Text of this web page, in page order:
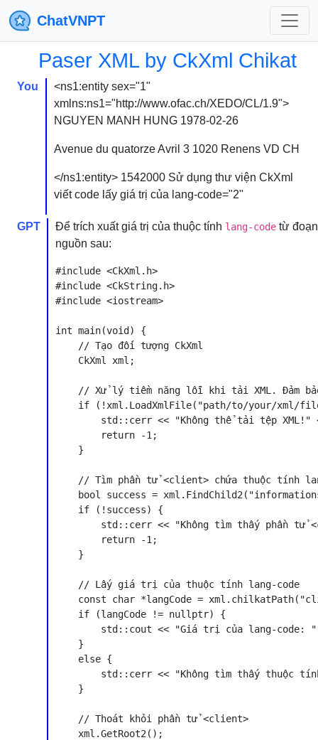
ChatVNPT
Paser XML by CkXml Chikat
You
<ns1:entity sex="1"
xmlns:ns1="http://www.ofac.ch/XEDO/CL/1.9">
NGUYEN MANH HUNG 1978-02-26
Avenue du quatorze Avril 3 1020 Renens VD CH
</ns1:entity> 1542000 Sử dụng thư viện CkXml
viết code lấy giá trị của lang-code="2"
GPT Để trích xuất giá trị của thuộc tính lang-code từ
nguồn sau:
#include <CkXml.h>
#include <CkString.h>
#include <iostream>
int main(void) {
    // Tạo đối tượng CkXml
    CkXml xml;
// Xử lý tiềm năng lỗi khi tải XML. Đảm
if (!xml.LoadXmlFile("path/to/your/xml/
std::cerr << "Không thể tải tệp XML!"
        return -1;
    }
// Tìm phần tử <client> chứa thuộc tính
bool success =
    if (!success) {
std::cerr << "Không tìm thấy phần tử
        return -1;
    }
    // Lấy giá trị của thuộc tính lang-code
const char *langCode =
    if (langCode != nullptr) {
std::cout << "Giá trị của lang-code:
    }
    else {
std::cerr << "Không tìm thấy thuộc
    }
    // Thoát khỏi phần tử <client>
    xml.GetRoot2();